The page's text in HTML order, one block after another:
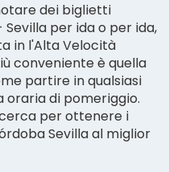
dei biglietti
per ida o per ida,
in l'Alta Velocità
conveniente è quella
partire in qualsiasi
oraria di pomeriggio.
per ottenere i
Sevilla al miglior